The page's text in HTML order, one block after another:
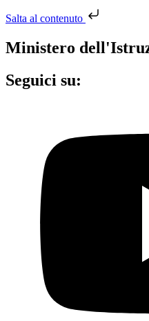
Salta al contenuto
Ministero
Seguici su: